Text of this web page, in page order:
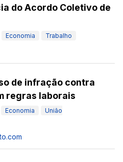
do Acordo Coletivo de
Economia Trabalho
de infração contra
regras laborais
Economia
União